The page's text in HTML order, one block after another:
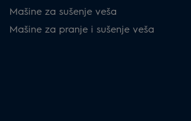
Mašine za sušenje veša
Mašine za pranje i sušenje veša